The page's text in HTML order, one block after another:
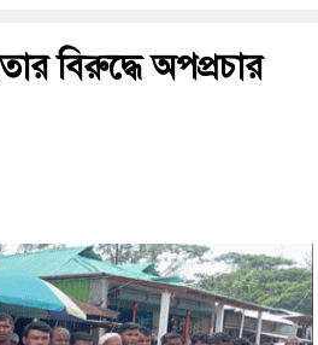
বিরুদ্ধে অপপ্রচার